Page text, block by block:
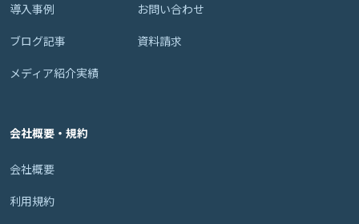
導入事例
ブログ記事
メディア紹介実績
お問い合わせ
資料請求
会社概要・規約
会社概要
利用規約